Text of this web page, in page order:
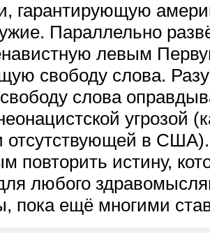
гарантирующую
Параллельно
левым
свободу слова.
слова
угрозой
отсутствующей в
повторить истину,
любого
пока ещё многими